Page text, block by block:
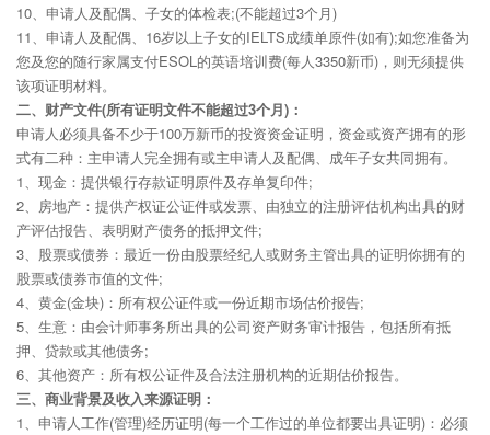
10、申请人及配偶、子女的体检表;(不能超过3个月)
11、申请人及配偶、16岁以上子女的IELTS成绩单原件(如有);如您准备为
您及您的随行家属支付ESOL的英语培训费(每人3350新币)，则无须提供
该项证明材料。
二、财产文件(所有证明文件不能超过3个月)：
申请人必须具备不少于100万新币的投资资金证明，资金或资产拥有的形
式有二种：主申请人完全拥有或主申请人及配偶、成年子女共同拥有。
1、现金：提供银行存款证明原件及存单复印件;
2、房地产：提供产权证公证件或发票、由独立的注册评估机构出具的财
产评估报告、表明财产债务的抵押文件;
3、股票或债券：最近一份由股票经纪人或财务主管出具的证明你拥有的
股票或债券市值的文件;
4、黄金(金块)：所有权公证件或一份近期市场估价报告;
5、生意：由会计师事务所出具的公司资产财务审计报告，包括所有抵
押、贷款或其他债务;
6、其他资产：所有权公证件及合法注册机构的近期估价报告。
三、商业背景及收入来源证明：
1、申请人工作(管理)经历证明(每一个工作过的单位都要出具证明)：必须